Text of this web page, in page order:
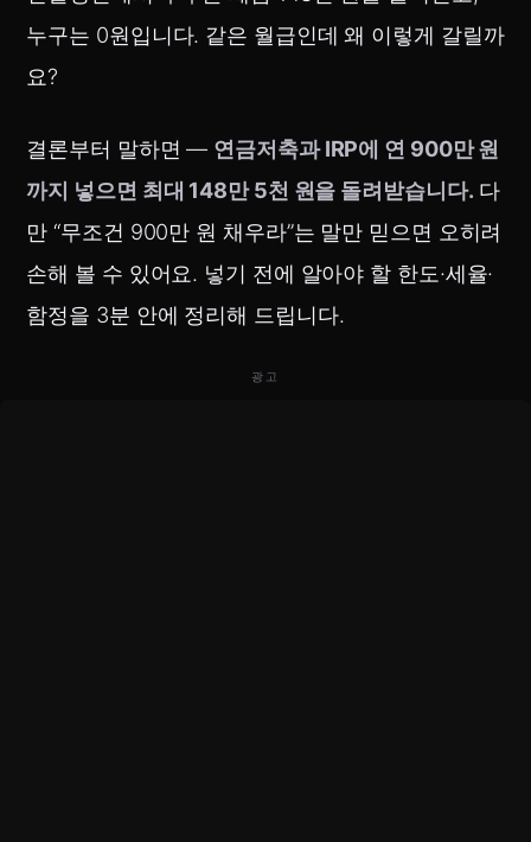
누구는 0원입니다. 같은 월급인데 왜 이렇게 갈릴까
요?
결론부터 말하면 — 연금저축과 IRP에 연 900만 원
까지 넣으면 최대 148만 5천 원을 돌려받습니다. 다
만 “무조건 900만 원 채우라”는 말만 믿으면 오히려
손해 볼 수 있어요. 넣기 전에 알아야 할 한도·세율·
함정을 3분 안에 정리해 드립니다.